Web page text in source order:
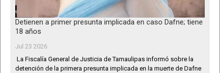
Detienen a primer presunta implicada en caso Dafne; tiene
18 años
Jul 23 2026
La Fiscalía General de Justicia de Tamaulipas informó sobre la
detención de la primera presunta implicada en la muerte de Dafne